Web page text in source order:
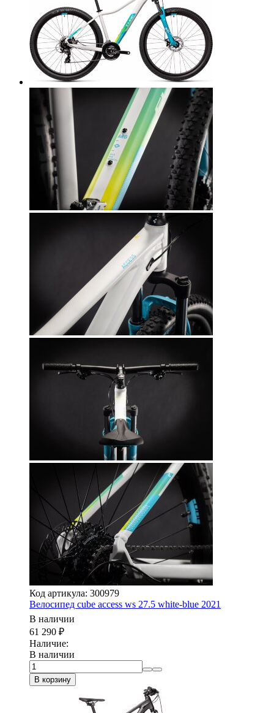
Код артикула: 300979
Велосипед cube access ws 27.5 white-blue 2021
В наличии
61 290 ₽
Наличие:
В наличии
В корзину